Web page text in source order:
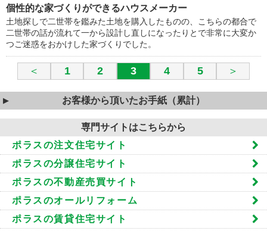
個性的な家づくりができるハウスメーカー
土地探しで二世帯を鑑みた土地を購入したものの、こちらの都合で
二世帯の話が流れて一から設計し直しになったりとで非常に大変か
つご迷惑をおかけした家づくりでした。
＜ 1 2 3 4 5 ＞
お客様から頂いたお手紙（累計）
専門サイトはこちらから
ポラスの注文住宅サイト
ポラスの分譲住宅サイト
ポラスの不動産売買サイト
ポラスのオールリフォーム
ポラスの賃貸住宅サイト